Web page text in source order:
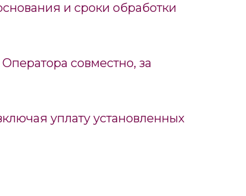
и сроки обработки
совместно, за
уплату установленных